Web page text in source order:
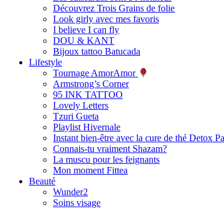
Découvrez Trois Grains de folie
Look girly avec mes favoris
I believe I can fly
DOU & KANT
Bijoux tattoo Batucada
Lifestyle
Tournage AmorAmor
Armstrong’s Corner
95 INK TATTOO
Lovely Letters
Tzuri Gueta
Playlist Hivernale
Instant bien-être avec la cure de thé Detox
Connais-tu vraiment Shazam?
La muscu pour les feignants
Mon moment Fittea
Beauté
Wunder2
Soins visage